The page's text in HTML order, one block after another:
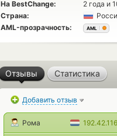
На BestChange: 2 года и
Страна:
AML-прозрачность:
AML
Отзывы Статистика
Добавить отзыв
Рома